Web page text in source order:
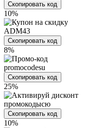
Скопировать код
10%
ADM43
Скопировать код
8%
promocodesu
Скопировать код
25%
промокодысю
Скопировать код
10%